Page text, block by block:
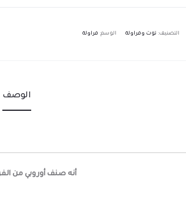
التصنيف: توت وفراولة الوسم: فراولة
الوصف
أنه صنف أوروبي من